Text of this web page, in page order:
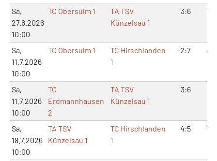
Sa,
27.6.2026
10:00
TC Obersulm 1
TA TSV
Künzelsau 1
3:6
Sa,
11.7.2026
10:00
TC Obersulm 1
TC Hirschlanden
1
2:7
Sa,
11.7.2026
10:00
TC
Erdmannhausen
2
TA TSV
Künzelsau 1
3:6
Sa,
18.7.2026
10:00
TA TSV
Künzelsau 1
TC Hirschlanden
1
4:5